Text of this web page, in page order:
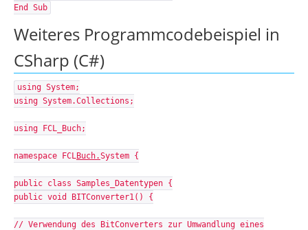
End Sub
Weiteres Programmcodebeispiel in
CSharp (C#)
using System;
using System.Collections;
using FCL_Buch;
namespace FCLBuch.System {
public class Samples_Datentypen {
public void BITConverter1() {
// Verwendung des BitConverters zur Umwandlung eines